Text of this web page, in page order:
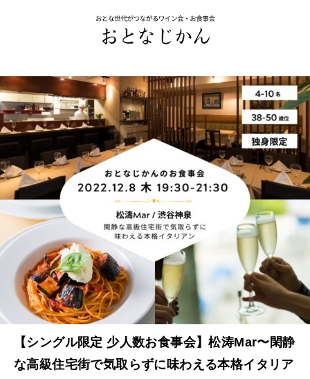
【シングル限定 少人数お食事会】松涛Mar〜閑静
な高級住宅街で気取らずに味わえる本格イタリア